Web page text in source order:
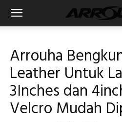
Arrouha
Leather Untuk
3Inches dan
Velcro Mudah